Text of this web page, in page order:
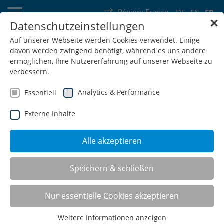
DE EN FR
Région: France
Allemagne Suisse Autriche Belgique Luxembourg
Pays-Bas Wallonie
SHOP
Armoires de pompiers
Les armoires de pompiers ont été conçues en étroite
collaboration avec des professionnels expérimentés. À la
✕
Datenschutzeinstellungen
Auf unserer Webseite werden Cookies verwendet. Einige
davon werden zwingend benötigt, während es uns andere
ermöglichen, Ihre Nutzererfahrung auf unserer Webseite zu
verbessern.
Essentiell Analytics & Performance
Externe Inhalte
Alle akzeptieren
Speichern & schließen
Nur essentielle Cookies akzeptieren
Weitere Informationen anzeigen